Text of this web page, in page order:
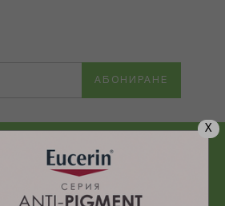
X
АБОНИРАНЕ
ДОСТАВЯМЕ С: